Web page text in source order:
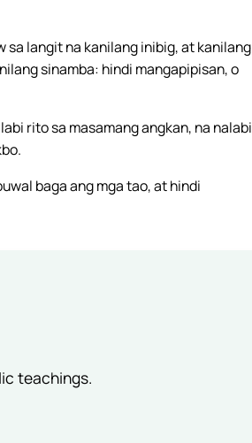
sa langit na kanilang inibig, at kanilang
sinamba: hindi mangapipisan, o
rito sa masamang angkan, na nalabi
baga ang mga tao, at hindi
teachings.